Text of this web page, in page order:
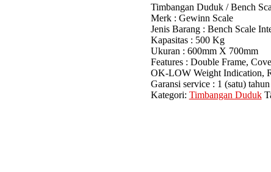
adalah:
Timbangan Duduk / Bench
Merk : Gewinn Scale
Jenis Barang : Bench Scale
Kapasitas : 500 Kg
Ukuran : 600mm X 700mm
Features : Double Frame,
OK-LOW Weight Indication,
Garansi service : 1 (satu) tahun
Kategori: Timbangan Duduk